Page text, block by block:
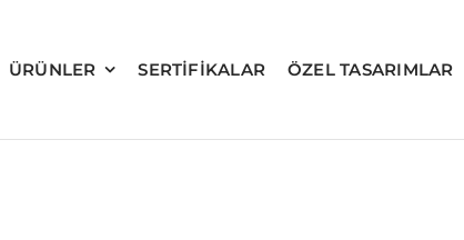
ÜRÜNLER SERTIFIKALAR ÖZEL TASARIMLAR